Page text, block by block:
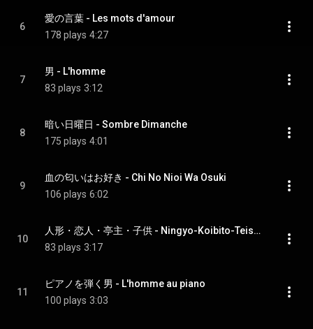
6
愛の言葉 - Les mots d'amour
178 plays 4:27
7
男 - L'homme
83 plays 3:12
8
暗い日曜日 - Sombre Dimanche
175 plays 4:01
9
血の匂いはお好き - Chi No Nioi Wa Osuki
106 plays 6:02
10
人形・恋人・亭主・子供 - Ningyo-Koibito-Teishu-Kodomo
83 plays 3:17
11
ピアノを弾く男 - L'homme au piano
100 plays 3:03